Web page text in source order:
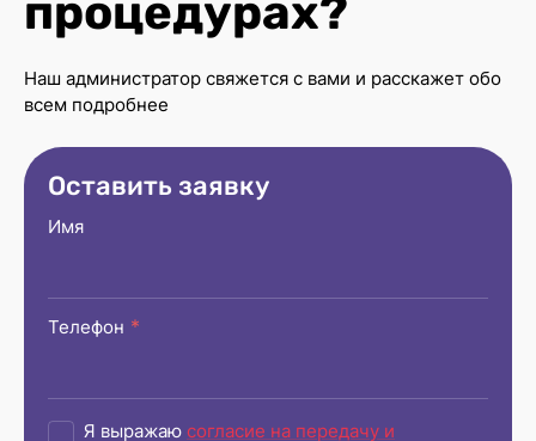
процедурах?
Наш администратор свяжется с вами и расскажет обо
всем подробнее
Оставить заявку
Имя
Телефон *
Я выражаю согласие на передачу и